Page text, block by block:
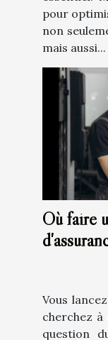
pour
non
mais aussi...
Où faire
Vous
cherchez
question